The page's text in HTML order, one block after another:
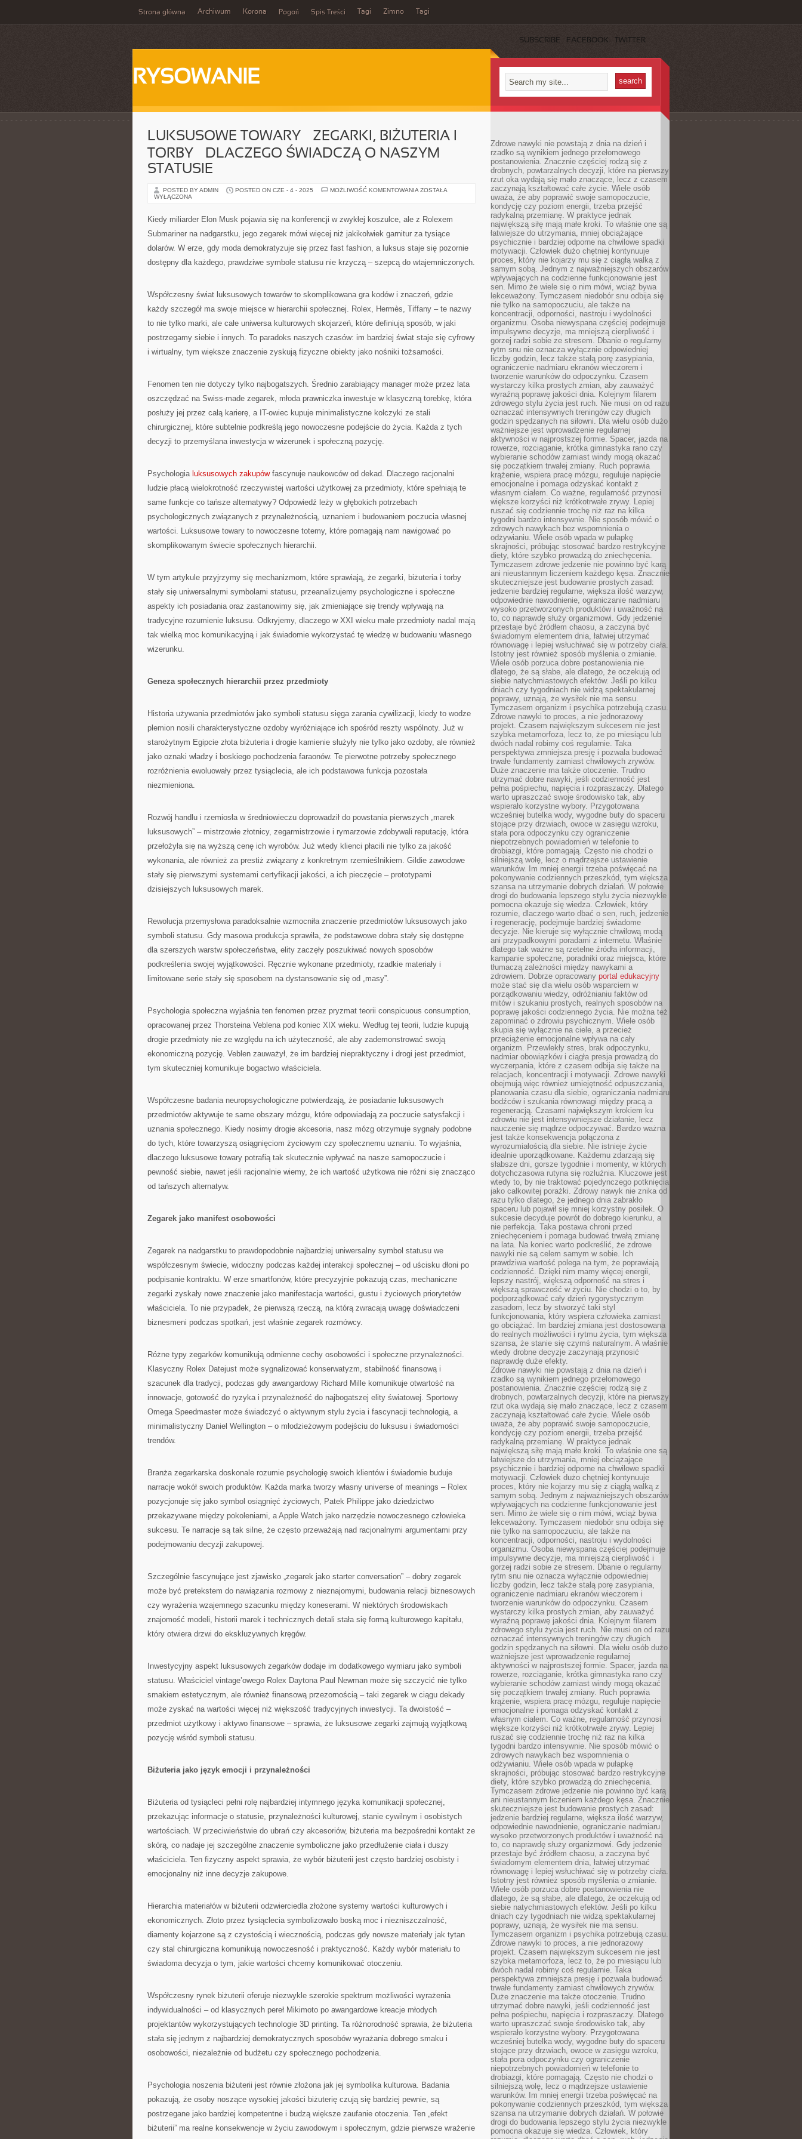
Strona główna Archiwum Korona Pogoń Spis Treści Tagi Zimno Tagi
SUBSCRIBE FACEBOOK TWITTER
RYSOWANIE
LUKSUSOWE TOWARY – ZEGARKI, BIŻUTERIA I
TORBY – DLACZEGO ŚWIADCZĄ O NASZYM
STATUSIE
POSTED BY ADMIN POSTED ON CZE - 4 - 2025 MOŻLIWOŚĆ KOMENTOWANIA LUKSUSOWE
BIŻUTERIA
–
ŚWIADCZĄ
NASZYM
STATUSIE
ZOSTAŁA
WYŁĄCZONA
Kiedy miliarder Elon Musk pojawia się na konferencji w zwykłej koszulce, ale z Rolexem
Submariner na nadgarstku, jego zegarek mówi więcej niż jakikolwiek garnitur za tysiące
dolarów. W erze, gdy moda demokratyzuje się przez fast fashion, a luksus staje się pozornie
dostępny dla każdego, prawdziwe symbole statusu nie krzyczą – szepcą do wtajemniczonych.
Współczesny świat luksusowych towarów to skomplikowana gra kodów i znaczeń, gdzie
każdy szczegół ma swoje miejsce w hierarchii społecznej. Rolex, Hermès, Tiffany – te nazwy
to nie tylko marki, ale całe uniwersa kulturowych skojarzeń, które definiują sposób, w jaki
postrzegamy siebie i innych. To paradoks naszych czasów: im bardziej świat staje się cyfrowy
i wirtualny, tym większe znaczenie zyskują fizyczne obiekty jako nośniki tożsamości.
Fenomen ten nie dotyczy tylko najbogatszych. Średnio zarabiający manager może przez lata
oszczędzać na Swiss-made zegarek, młoda prawniczka inwestuje w klasyczną torebkę, która
posłuży jej przez całą karierę, a IT-owiec kupuje minimalistyczne kolczyki ze stali
chirurgicznej, które subtelnie podkreślą jego nowoczesne podejście do życia. Każda z tych
decyzji to przemyślana inwestycja w wizerunek i społeczną pozycję.
Psychologia luksusowych zakupówfascynuje naukowców od dekad. Dlaczego racjonalni
ludzie płacą wielokrotność rzeczywistej wartości użytkowej za przedmioty, które spełniają te
same funkcje co tańsze alternatywy? Odpowiedź leży w głębokich potrzebach
psychologicznych związanych z przynależnością, uznaniem i budowaniem poczucia własnej
wartości. Luksusowe towary to nowoczesne totemy, które pomagają nam nawigować po
skomplikowanym świecie społecznych hierarchii.
W tym artykule przyjrzymy się mechanizmom, które sprawiają, że zegarki, biżuteria i torby
stały się uniwersalnymi symbolami statusu, przeanalizujemy psychologiczne i społeczne
aspekty ich posiadania oraz zastanowimy się, jak zmieniające się trendy wpływają na
tradycyjne rozumienie luksusu. Odkryjemy, dlaczego w XXI wieku małe przedmioty nadal mają
tak wielką moc komunikacyjną i jak świadomie wykorzystać tę wiedzę w budowaniu własnego
wizerunku.
Geneza społecznych hierarchii przez przedmioty
Historia używania przedmiotów jako symboli statusu sięga zarania cywilizacji, kiedy to wodze
plemion nosili charakterystyczne ozdoby wyróżniające ich spośród reszty wspólnoty. Już w
starożytnym Egipcie złota biżuteria i drogie kamienie służyły nie tylko jako ozdoby, ale również
jako oznaki władzy i boskiego pochodzenia faraonów. Te pierwotne potrzeby społecznego
rozróżnienia ewoluowały przez tysiąclecia, ale ich podstawowa funkcja pozostała
niezmieniona.
Rozwój handlu i rzemiosła w średniowieczu doprowadził do powstania pierwszych „marek
luksusowych” – mistrzowie złotnicy, zegarmistrzowie i rymarzowie zdobywali reputację, która
przełożyła się na wyższą cenę ich wyrobów. Już wtedy klienci płacili nie tylko za jakość
wykonania, ale również za prestiż związany z konkretnym rzemieślnikiem. Gildie zawodowe
stały się pierwszymi systemami certyfikacji jakości, a ich pieczęcie – prototypami
dzisiejszych luksusowych marek.
Rewolucja przemysłowa paradoksalnie wzmocniła znaczenie przedmiotów luksusowych jako
symboli statusu. Gdy masowa produkcja sprawiła, że podstawowe dobra stały się dostępne
dla szerszych warstw społeczeństwa, elity zaczęły poszukiwać nowych sposobów
podkreślenia swojej wyjątkowości. Ręcznie wykonane przedmioty, rzadkie materiały i
limitowane serie stały się sposobem na dystansowanie się od „masy”.
Psychologia społeczna wyjaśnia ten fenomen przez pryzmat teorii conspicuous consumption,
opracowanej przez Thorsteina Veblena pod koniec XIX wieku. Według tej teorii, ludzie kupują
drogie przedmioty nie ze względu na ich użyteczność, ale aby zademonstrować swoją
ekonomiczną pozycję. Veblen zauważył, że im bardziej niepraktyczny i drogi jest przedmiot,
tym skuteczniej komunikuje bogactwo właściciela.
Współczesne badania neuropsychologiczne potwierdzają, że posiadanie luksusowych
przedmiotów aktywuje te same obszary mózgu, które odpowiadają za poczucie satysfakcji i
uznania społecznego. Kiedy nosimy drogie akcesoria, nasz mózg otrzymuje sygnały podobne
do tych, które towarzyszą osiągnięciom życiowym czy społecznemu uznaniu. To wyjaśnia,
dlaczego luksusowe towary potrafią tak skutecznie wpływać na nasze samopoczucie i
pewność siebie, nawet jeśli racjonalnie wiemy, że ich wartość użytkowa nie różni się znacząco
od tańszych alternatyw.
Zegarek jako manifest osobowości
Zegarek na nadgarstku to prawdopodobnie najbardziej uniwersalny symbol statusu we
współczesnym świecie, widoczny podczas każdej interakcji społecznej – od uścisku dłoni po
podpisanie kontraktu. W erze smartfonów, które precyzyjnie pokazują czas, mechaniczne
zegarki zyskały nowe znaczenie jako manifestacja wartości, gustu i życiowych priorytetów
właściciela. To nie przypadek, że pierwszą rzeczą, na którą zwracają uwagę doświadczeni
biznesmeni podczas spotkań, jest właśnie zegarek rozmówcy.
Różne typy zegarków komunikują odmienne cechy osobowości i społeczne przynależności.
Klasyczny Rolex Datejust może sygnalizować konserwatyzm, stabilność finansową i
szacunek dla tradycji, podczas gdy awangardowy Richard Mille komunikuje otwartość na
innowacje, gotowość do ryzyka i przynależność do najbogatszej elity światowej. Sportowy
Omega Speedmaster może świadczyć o aktywnym stylu życia i fascynacji technologią, a
minimalistyczny Daniel Wellington – o młodzieżowym podejściu do luksusu i świadomości
trendów.
Branża zegarkarska doskonale rozumie psychologię swoich klientów i świadomie buduje
narracje wokół swoich produktów. Każda marka tworzy własny universe of meanings – Rolex
pozycjonuje się jako symbol osiągnięć życiowych, Patek Philippe jako dziedzictwo
przekazywane między pokoleniami, a Apple Watch jako narzędzie nowoczesnego człowieka
sukcesu. Te narracje są tak silne, że często przeważają nad racjonalnymi argumentami przy
podejmowaniu decyzji zakupowej.
Szczególnie fascynujące jest zjawisko „zegarek jako starter conversation” – dobry zegarek
może być pretekstem do nawiązania rozmowy z nieznajomymi, budowania relacji biznesowych
czy wyrażenia wzajemnego szacunku między koneserami. W niektórych środowiskach
znajomość modeli, historii marek i technicznych detali stała się formą kulturowego kapitału,
który otwiera drzwi do ekskluzywnych kręgów.
Inwestycyjny aspekt luksusowych zegarków dodaje im dodatkowego wymiaru jako symboli
statusu. Właściciel vintage’owego Rolex Daytona Paul Newman może się szczycić nie tylko
smakiem estetycznym, ale również finansową przezornością – taki zegarek w ciągu dekady
może zyskać na wartości więcej niż większość tradycyjnych inwestycji. Ta dwoistość –
przedmiot użytkowy i aktywo finansowe – sprawia, że luksusowe zegarki zajmują wyjątkową
pozycję wśród symboli statusu.
Biżuteria jako język emocji i przynależności
Biżuteria od tysiącleci pełni rolę najbardziej intymnego języka komunikacji społecznej,
przekazując informacje o statusie, przynależności kulturowej, stanie cywilnym i osobistych
wartościach. W przeciwieństwie do ubrań czy akcesoriów, biżuteria ma bezpośredni kontakt ze
skórą, co nadaje jej szczególne znaczenie symboliczne jako przedłużenie ciała i duszy
właściciela. Ten fizyczny aspekt sprawia, że wybór biżuterii jest często bardziej osobisty i
emocjonalny niż inne decyzje zakupowe.
Hierarchia materiałów w biżuterii odzwierciedla złożone systemy wartości kulturowych i
ekonomicznych. Złoto przez tysiąclecia symbolizowało boską moc i niezniszczalność,
diamenty kojarzone są z czystością i wiecznością, podczas gdy nowsze materiały jak tytan
czy stal chirurgiczna komunikują nowoczesność i praktyczność. Każdy wybór materiału to
świadoma decyzja o tym, jakie wartości chcemy komunikować otoczeniu.
Współczesny rynek biżuterii oferuje niezwykle szerokie spektrum możliwości wyrażenia
indywidualności – od klasycznych pereł Mikimoto po awangardowe kreacje młodych
projektantów wykorzystujących technologie 3D printing. Ta różnorodność sprawia, że biżuteria
stała się jednym z najbardziej demokratycznych sposobów wyrażania dobrego smaku i
osobowości, niezależnie od budżetu czy społecznego pochodzenia.
Psychologia noszenia biżuterii jest równie złożona jak jej symbolika kulturowa. Badania
pokazują, że osoby noszące wysokiej jakości biżuterię czują się bardziej pewnie, są
postrzegane jako bardziej kompetentne i budzą większe zaufanie otoczenia. Ten „efekt
biżuterii” ma realne konsekwencje w życiu zawodowym i społecznym, gdzie pierwsze wrażenie
Zdrowe nawyki nie powstają z dnia na dzień i
rzadko są wynikiem jednego przełomowego
postanowienia. Znacznie częściej rodzą się z
drobnych, powtarzalnych decyzji, które na pierwszy
rzut oka wydają się mało znaczące, lecz z czasem
zaczynają kształtować całe życie. Wiele osób
uważa, że aby poprawić swoje samopoczucie,
kondycję czy poziom energii, trzeba przejść
radykalną przemianę. W praktyce jednak
największą siłę mają małe kroki. To właśnie one są
łatwiejsze do utrzymania, mniej obciążające
psychicznie i bardziej odporne na chwilowe spadki
motywacji. Człowiek dużo chętniej kontynuuje
proces, który nie kojarzy mu się z ciągłą walką z
samym sobą. Jednym z najważniejszych obszarów
wpływających na codzienne funkcjonowanie jest
sen. Mimo że wiele się o nim mówi, wciąż bywa
lekceważony. Tymczasem niedobór snu odbija się
nie tylko na samopoczuciu, ale także na
koncentracji, odporności, nastroju i wydolności
organizmu. Osoba niewyspana częściej podejmuje
impulsywne decyzje, ma mniejszą cierpliwość i
gorzej radzi sobie ze stresem. Dbanie o regularny
rytm snu nie oznacza wyłącznie odpowiedniej
liczby godzin, lecz także stałą porę zasypiania,
ograniczenie nadmiaru ekranów wieczorem i
tworzenie warunków do odpoczynku. Czasem
wystarczy kilka prostych zmian, aby zauważyć
wyraźną poprawę jakości dnia. Kolejnym filarem
zdrowego stylu życia jest ruch. Nie musi on od razu
oznaczać intensywnych treningów czy długich
godzin spędzanych na siłowni. Dla wielu osób dużo
ważniejsze jest wprowadzenie regularnej
aktywności w najprostszej formie. Spacer, jazda na
rowerze, rozciąganie, krótka gimnastyka rano czy
wybieranie schodów zamiast windy mogą okazać
się początkiem trwałej zmiany. Ruch poprawia
krążenie, wspiera pracę mózgu, reguluje napięcie
emocjonalne i pomaga odzyskać kontakt z
własnym ciałem. Co ważne, regularność przynosi
większe korzyści niż krótkotrwałe zrywy. Lepiej
ruszać się codziennie trochę niż raz na kilka
tygodni bardzo intensywnie. Nie sposób mówić o
zdrowych nawykach bez wspomnienia o
odżywianiu. Wiele osób wpada w pułapkę
skrajności, próbując stosować bardzo restrykcyjne
diety, które szybko prowadzą do zniechęcenia.
Tymczasem zdrowe jedzenie nie powinno być karą
ani nieustannym liczeniem każdego kęsa. Znacznie
skuteczniejsze jest budowanie prostych zasad:
jedzenie bardziej regularne, większa ilość warzyw,
odpowiednie nawodnienie, ograniczanie nadmiaru
wysoko przetworzonych produktów i uważność na
to, co naprawdę służy organizmowi. Gdy jedzenie
przestaje być źródłem chaosu, a zaczyna być
świadomym elementem dnia, łatwiej utrzymać
równowagę i lepiej wsłuchiwać się w potrzeby ciała.
Istotny jest również sposób myślenia o zmianie.
Wiele osób porzuca dobre postanowienia nie
dlatego, że są słabe, ale dlatego, że oczekują od
siebie natychmiastowych efektów. Jeśli po kilku
dniach czy tygodniach nie widzą spektakularnej
poprawy, uznają, że wysiłek nie ma sensu.
Tymczasem organizm i psychika potrzebują czasu.
Zdrowe nawyki to proces, a nie jednorazowy
projekt. Czasem największym sukcesem nie jest
szybka metamorfoza, lecz to, że po miesiącu lub
dwóch nadal robimy coś regularnie. Taka
perspektywa zmniejsza presję i pozwala budować
trwałe fundamenty zamiast chwilowych zrywów.
Duże znaczenie ma także otoczenie. Trudno
utrzymać dobre nawyki, jeśli codzienność jest
pełna pośpiechu, napięcia i rozpraszaczy. Dlatego
warto upraszczać swoje środowisko tak, aby
wspierało korzystne wybory. Przygotowana
wcześniej butelka wody, wygodne buty do spaceru
stojące przy drzwiach, owoce w zasięgu wzroku,
stała pora odpoczynku czy ograniczenie
niepotrzebnych powiadomień w telefonie to
drobiazgi, które pomagają. Często nie chodzi o
silniejszą wolę, lecz o mądrzejsze ustawienie
warunków. Im mniej energii trzeba poświęcać na
pokonywanie codziennych przeszkód, tym większa
szansa na utrzymanie dobrych działań. W połowie
drogi do budowania lepszego stylu życia niezwykle
pomocna okazuje się wiedza. Człowiek, który
rozumie, dlaczego warto dbać o sen, ruch, jedzenie
i regenerację, podejmuje bardziej świadome
decyzje. Nie kieruje się wyłącznie chwilową modą
ani przypadkowymi poradami z internetu. Właśnie
dlatego tak ważne są rzetelne źródła informacji,
kampanie społeczne, poradniki oraz miejsca, które
tłumaczą zależności między nawykami a
zdrowiem. Dobrze opracowany portal edukacyjny
może stać się dla wielu osób wsparciem w
porządkowaniu wiedzy, odróżnianiu faktów od
mitów i szukaniu prostych, realnych sposobów na
poprawę jakości codziennego życia. Nie można też
zapominać o zdrowiu psychicznym. Wiele osób
skupia się wyłącznie na ciele, a przecież
przeciążenie emocjonalne wpływa na cały
organizm. Przewlekły stres, brak odpoczynku,
nadmiar obowiązków i ciągła presja prowadzą do
wyczerpania, które z czasem odbija się także na
relacjach, koncentracji i motywacji. Zdrowe nawyki
obejmują więc również umiejętność odpuszczania,
planowania czasu dla siebie, ograniczania nadmiaru
bodźców i szukania równowagi między pracą a
regeneracją. Czasami największym krokiem ku
zdrowiu nie jest intensywniejsze działanie, lecz
nauczenie się mądrze odpoczywać. Bardzo ważna
jest także konsekwencja połączona z
wyrozumiałością dla siebie. Nie istnieje życie
idealnie uporządkowane. Każdemu zdarzają się
słabsze dni, gorsze tygodnie i momenty, w których
dotychczasowa rutyna się rozluźnia. Kluczowe jest
wtedy to, by nie traktować pojedynczego potknięcia
jako całkowitej porażki. Zdrowy nawyk nie znika od
razu tylko dlatego, że jednego dnia zabrakło
spaceru lub pojawił się mniej korzystny posiłek. O
sukcesie decyduje powrót do dobrego kierunku, a
nie perfekcja. Taka postawa chroni przed
zniechęceniem i pomaga budować trwałą zmianę
na lata. Na koniec warto podkreślić, że zdrowe
nawyki nie są celem samym w sobie. Ich
prawdziwa wartość polega na tym, że poprawiają
codzienność. Dzięki nim mamy więcej energii,
lepszy nastrój, większą odporność na stres i
większą sprawczość w życiu. Nie chodzi o to, by
podporządkować cały dzień rygorystycznym
zasadom, lecz by stworzyć taki styl
funkcjonowania, który wspiera człowieka zamiast
go obciążać. Im bardziej zmiana jest dostosowana
do realnych możliwości i rytmu życia, tym większa
szansa, że stanie się czymś naturalnym. A właśnie
wtedy drobne decyzje zaczynają przynosić
naprawdę duże efekty.
Zdrowe nawyki nie powstają z dnia na dzień i
rzadko są wynikiem jednego przełomowego
postanowienia. Znacznie częściej rodzą się z
drobnych, powtarzalnych decyzji, które na pierwszy
rzut oka wydają się mało znaczące, lecz z czasem
zaczynają kształtować całe życie. Wiele osób
uważa, że aby poprawić swoje samopoczucie,
kondycję czy poziom energii, trzeba przejść
radykalną przemianę. W praktyce jednak
największą siłę mają małe kroki. To właśnie one są
łatwiejsze do utrzymania, mniej obciążające
psychicznie i bardziej odporne na chwilowe spadki
motywacji. Człowiek dużo chętniej kontynuuje
proces, który nie kojarzy mu się z ciągłą walką z
samym sobą. Jednym z najważniejszych obszarów
wpływających na codzienne funkcjonowanie jest
sen. Mimo że wiele się o nim mówi, wciąż bywa
lekceważony. Tymczasem niedobór snu odbija się
nie tylko na samopoczuciu, ale także na
koncentracji, odporności, nastroju i wydolności
organizmu. Osoba niewyspana częściej podejmuje
impulsywne decyzje, ma mniejszą cierpliwość i
gorzej radzi sobie ze stresem. Dbanie o regularny
rytm snu nie oznacza wyłącznie odpowiedniej
liczby godzin, lecz także stałą porę zasypiania,
ograniczenie nadmiaru ekranów wieczorem i
tworzenie warunków do odpoczynku. Czasem
wystarczy kilka prostych zmian, aby zauważyć
wyraźną poprawę jakości dnia. Kolejnym filarem
zdrowego stylu życia jest ruch. Nie musi on od razu
oznaczać intensywnych treningów czy długich
godzin spędzanych na siłowni. Dla wielu osób dużo
ważniejsze jest wprowadzenie regularnej
aktywności w najprostszej formie. Spacer, jazda na
rowerze, rozciąganie, krótka gimnastyka rano czy
wybieranie schodów zamiast windy mogą okazać
się początkiem trwałej zmiany. Ruch poprawia
krążenie, wspiera pracę mózgu, reguluje napięcie
emocjonalne i pomaga odzyskać kontakt z
własnym ciałem. Co ważne, regularność przynosi
większe korzyści niż krótkotrwałe zrywy. Lepiej
ruszać się codziennie trochę niż raz na kilka
tygodni bardzo intensywnie. Nie sposób mówić o
zdrowych nawykach bez wspomnienia o
odżywianiu. Wiele osób wpada w pułapkę
skrajności, próbując stosować bardzo restrykcyjne
diety, które szybko prowadzą do zniechęcenia.
Tymczasem zdrowe jedzenie nie powinno być karą
ani nieustannym liczeniem każdego kęsa. Znacznie
skuteczniejsze jest budowanie prostych zasad:
jedzenie bardziej regularne, większa ilość warzyw,
odpowiednie nawodnienie, ograniczanie nadmiaru
wysoko przetworzonych produktów i uważność na
to, co naprawdę służy organizmowi. Gdy jedzenie
przestaje być źródłem chaosu, a zaczyna być
świadomym elementem dnia, łatwiej utrzymać
równowagę i lepiej wsłuchiwać się w potrzeby ciała.
Istotny jest również sposób myślenia o zmianie.
Wiele osób porzuca dobre postanowienia nie
dlatego, że są słabe, ale dlatego, że oczekują od
siebie natychmiastowych efektów. Jeśli po kilku
dniach czy tygodniach nie widzą spektakularnej
poprawy, uznają, że wysiłek nie ma sensu.
Tymczasem organizm i psychika potrzebują czasu.
Zdrowe nawyki to proces, a nie jednorazowy
projekt. Czasem największym sukcesem nie jest
szybka metamorfoza, lecz to, że po miesiącu lub
dwóch nadal robimy coś regularnie. Taka
perspektywa zmniejsza presję i pozwala budować
trwałe fundamenty zamiast chwilowych zrywów.
Duże znaczenie ma także otoczenie. Trudno
utrzymać dobre nawyki, jeśli codzienność jest
pełna pośpiechu, napięcia i rozpraszaczy. Dlatego
warto upraszczać swoje środowisko tak, aby
wspierało korzystne wybory. Przygotowana
wcześniej butelka wody, wygodne buty do spaceru
stojące przy drzwiach, owoce w zasięgu wzroku,
stała pora odpoczynku czy ograniczenie
niepotrzebnych powiadomień w telefonie to
drobiazgi, które pomagają. Często nie chodzi o
silniejszą wolę, lecz o mądrzejsze ustawienie
warunków. Im mniej energii trzeba poświęcać na
pokonywanie codziennych przeszkód, tym większa
szansa na utrzymanie dobrych działań. W połowie
drogi do budowania lepszego stylu życia niezwykle
pomocna okazuje się wiedza. Człowiek, który